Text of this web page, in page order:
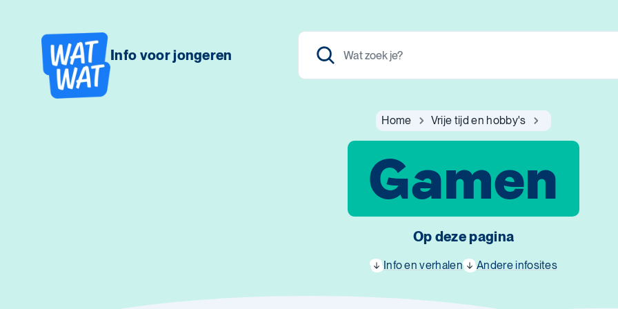
Info voor jongeren
Home Vrije tijd en hobby's
Gamen
Op deze pagina
Info en verhalen Andere infosites